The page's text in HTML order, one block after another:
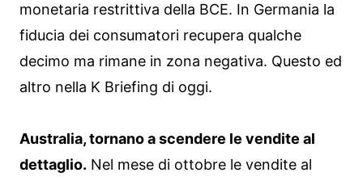
monetaria restrittiva della BCE. In Germania la
fiducia dei consumatori recupera qualche
decimo ma rimane in zona negativa. Questo ed
altro nella K Briefing di oggi.
Australia, tornano a scendere le vendite al
dettaglio. Nel mese di ottobre le vendite al